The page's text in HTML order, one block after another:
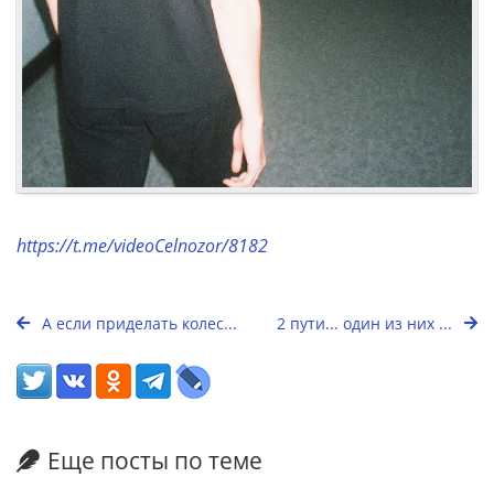
https://t.me/videoCelnozor/8182
А если приделать колес... 2 пути... один из них ...
Еще посты по теме